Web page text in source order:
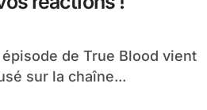
sur la chaîne...